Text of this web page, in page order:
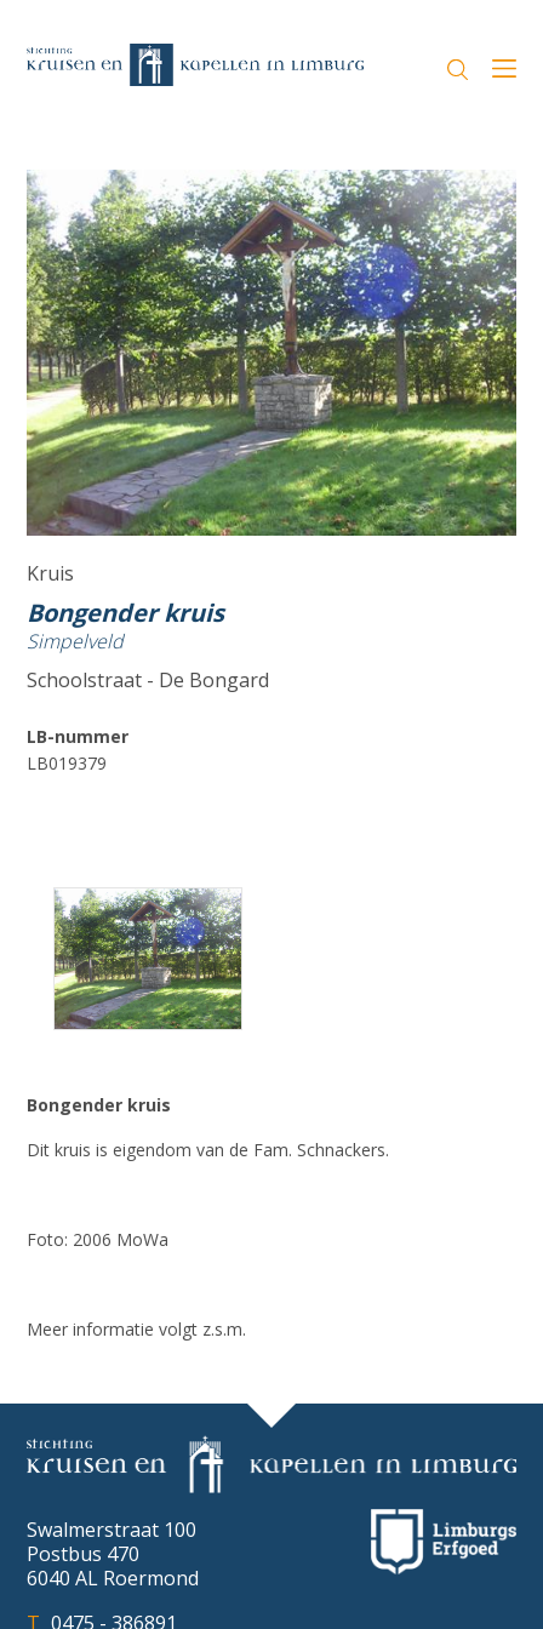
Kruis
Bongender kruis
Simpelveld
Schoolstraat - De Bongard
LB-nummer
LB019379
Bongender kruis
Dit kruis is eigendom van de Fam. Schnackers.
Foto: 2006 MoWa
Meer informatie volgt z.s.m.
Swalmerstraat 100
Postbus 470
6040 AL Roermond
0475 - 386891